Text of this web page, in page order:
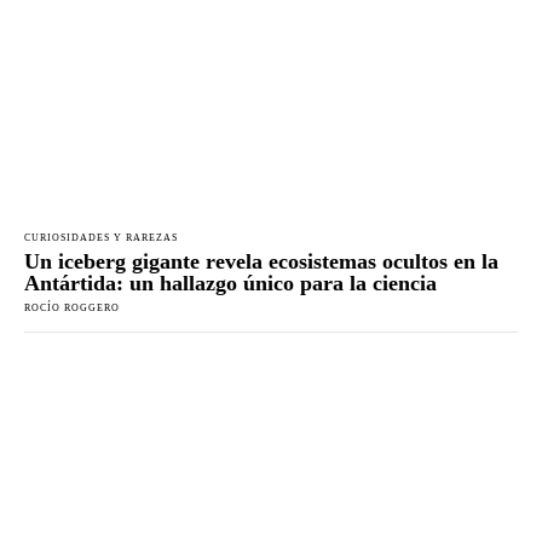
CURIOSIDADES Y RAREZAS
Un iceberg gigante revela ecosistemas ocultos en la
Antártida: un hallazgo único para la ciencia
ROCÍO ROGGERO